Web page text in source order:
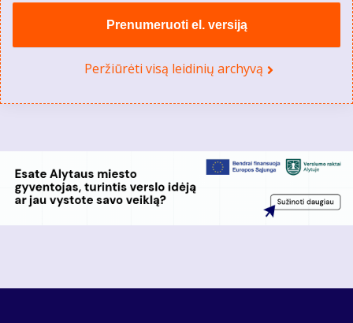
Prenumeruoti el. versiją
Peržiūrėti visą leidinių archyvą